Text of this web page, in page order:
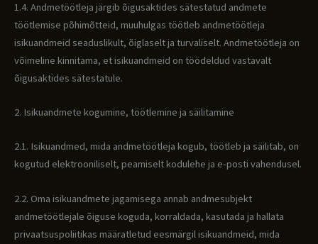
1.4. Andmetöötleja järgib õigusaktides sätestatud andmete
töötlemise põhimõtteid, muuhulgas töötleb andmetöötleja
isikuandmeid seaduslikult, õiglaselt ja turvaliselt. Andmetöötleja on
võimeline kinnitama, et isikuandmeid on töödeldud vastavalt
õigusaktides sätestatule.
2. Isikuandmete kogumine, töötlemine ja säilitamine
2.1. Isikuandmed, mida andmetöötleja kogub, töötleb ja säilitab, on
kogutud elektrooniliselt, peamiselt kodulehe ja e-posti vahendusel.
2.2. Oma isikuandmete jagamisega annab andmesubjekt
andmetöötlejale õiguse koguda, korraldada, kasutada ja hallata
privaatsuspoliitikas määratletud eesmärgil isikuandmeid, mida